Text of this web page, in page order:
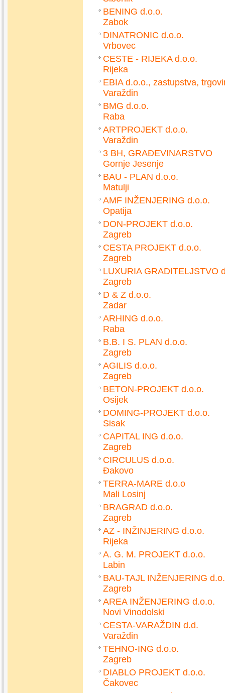
BENING d.o.o.
Zabok
DINATRONIC d.o.o.
Vrbovec
CESTE - RIJEKA d.o.o.
Rijeka
EBIA d.o.o., zastupstva,
Varaždin
BMG d.o.o.
Raba
ARTPROJEKT d.o.o.
Varaždin
3 BH, GRAĐEVINARSTVO
Gornje Jesenje
BAU - PLAN d.o.o.
Matulji
AMF INŽENJERING d.o.o.
Opatija
DON-PROJEKT d.o.o.
Zagreb
CESTA PROJEKT d.o.o.
Zagreb
LUXURIA GRADITELJSTVO
Zagreb
D & Z d.o.o.
Zadar
ARHING d.o.o.
Raba
B.B. I S. PLAN d.o.o.
Zagreb
AGILIS d.o.o.
Zagreb
BETON-PROJEKT d.o.o.
Osijek
DOMING-PROJEKT d.o.o.
Sisak
CAPITAL ING d.o.o.
Zagreb
CIRCULUS d.o.o.
Đakovo
TERRA-MARE d.o.o
Mali Losinj
BRAGRAD d.o.o.
Zagreb
AZ - INŽINJERING d.o.o.
Rijeka
A. G. M. PROJEKT d.o.o.
Labin
BAU-TAJL INŽENJERING
Zagreb
AREA INŽENJERING d.o.o.
Novi Vinodolski
CESTA-VARAŽDIN d.d.
Varaždin
TEHNO-ING d.o.o.
Zagreb
DIABLO PROJEKT d.o.o.
Čakovec